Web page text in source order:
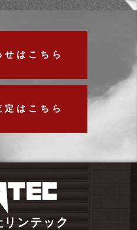
せはこちら
定はこちら
ンテック